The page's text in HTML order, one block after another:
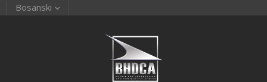
Bosanski